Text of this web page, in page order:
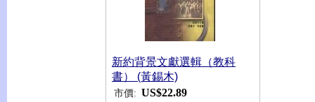
新約背景文獻選輯（教科
書） (黃錫木)
市價: US$22.89